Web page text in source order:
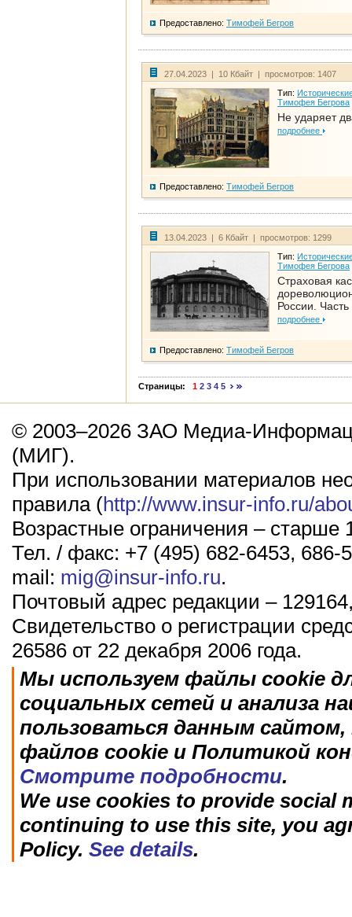
Предоставлено: Тимофей Бегров
27.04.2023 | 10 Кбайт | просмотров: 1407
Тип:
Тимофея Бегрова
Не ударяет
подробнее
Предоставлено: Тимофей Бегров
13.04.2023 | 6 Кбайт | просмотров: 1299
Тип:
Тимофея Бегрова
Страховая
России. Часть
подробнее
Предоставлено: Тимофей Бегров
Страницы: 1 2 3 4 5
© 2003–2026 ЗАО Медиа-
(МИГ).
При использовании материалов
правила (http://www.insur-info.ru/
Возрастные ограничения – старше
Тел. / факс: +7 (495) 682-6453, 686-
mail: mig@insur-info.ru.
Почтовый адрес редакции –
Свидетельство о регистрации
26586 от 22 декабря 2006 года.
Мы используем файлы cookie
социальных сетей и анализа
пользоваться данным
файлов cookie и Политикой
Смотрите подробности.
We use cookies to provide social
continuing to use this site, you
Policy. See details.